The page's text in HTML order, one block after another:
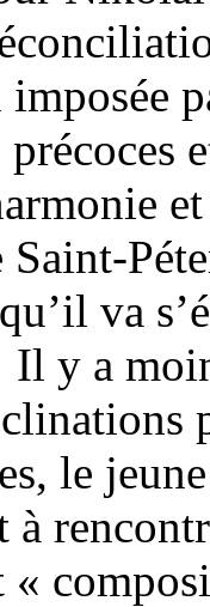
imposée
va
Il y a
le
à
«